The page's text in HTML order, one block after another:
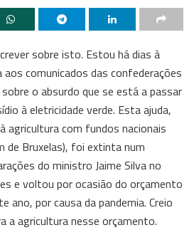
sobre isto. Estou há dias à
comunicados das confederações
o absurdo que se está a passar
à eletricidade verde. Esta ajuda,
agricultura com fundos nacionais
de Bruxelas), foi extinta num
do ministro Jaime Silva no
e voltou por ocasião do orçamento
ano, por causa da pandemia. Creio
a agricultura nesse orçamento.